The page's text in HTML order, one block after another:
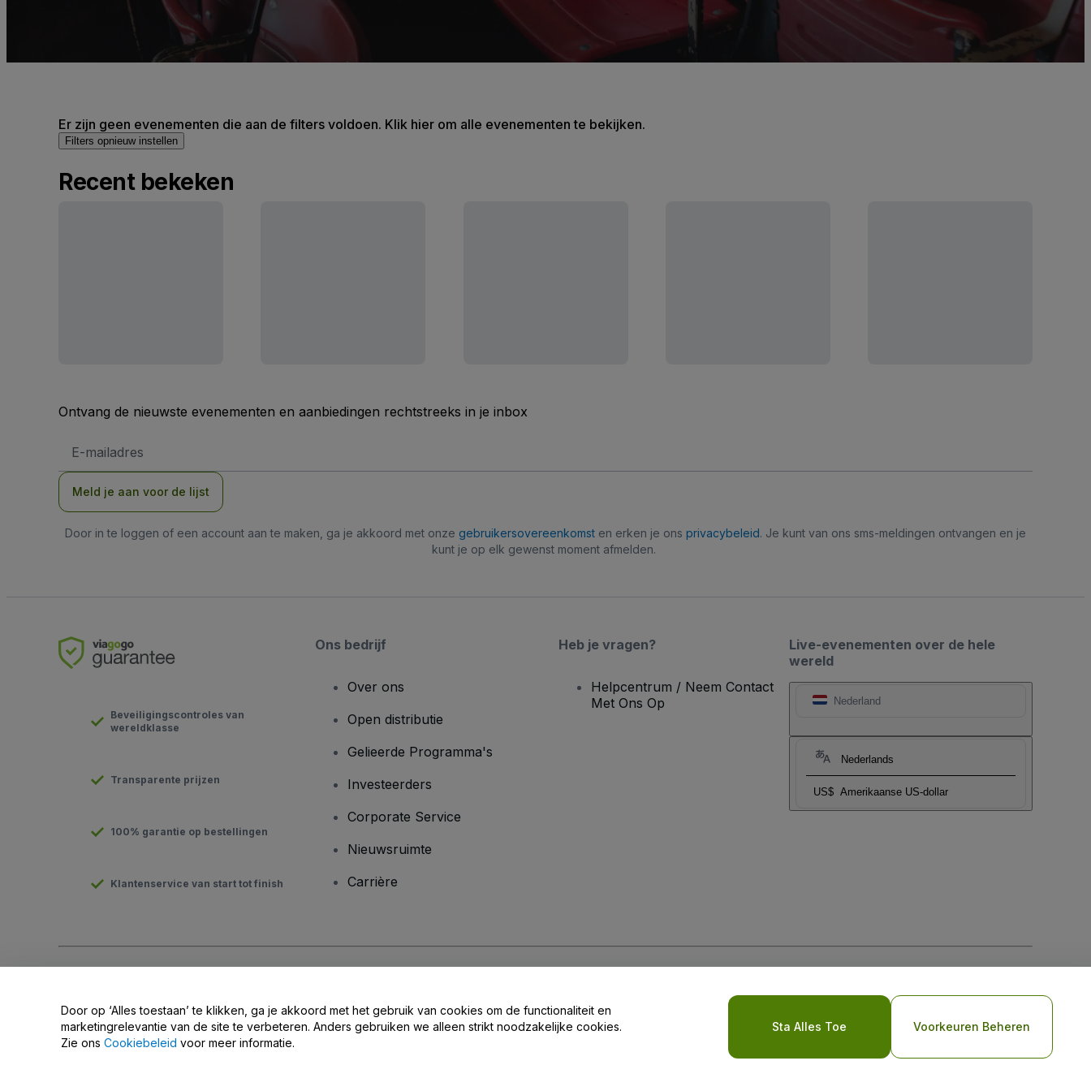
Er zijn geen evenementen die aan de filters voldoen. Klik hier om alle evenementen te bekijken.
Filters opnieuw instellen
Recent bekeken
Ontvang de nieuwste evenementen en aanbiedingen rechtstreeks in je inbox
mailadres
Meld je aan voor de lijst
Door in te loggen of een account aan te maken, ga je akkoord met onze gebruikersovereenkomst en erken je ons privacybeleid. Je kunt van ons sms-meldingen ontvangen en je
kunt je op elk gewenst moment afmelden.
Live-evenementen over de hele
wereld
Nederland
Nederlands
US$ Amerikaanse US-dollar
Beveiligingscontroles van
wereldklasse
Transparente prijzen
100% garantie op bestellingen
Klantenservice van start tot finish
Ons bedrijf
Over ons
Open distributie
Gelieerde Programma's
Investeerders
Corporate Service
Nieuwsruimte
Carrière
Heb je vragen?
Helpcentrum / Neem Contact
Met Ons Op
privacybeleid voor mobiel
Deel mijn persoonsgegevens niet / Uw privacykeuzes
Door op ‘Alles toestaan’ te klikken, ga je akkoord met het gebruik van cookies om de functionaliteit en
marketingrelevantie van de site te verbeteren. Anders gebruiken we alleen strikt noodzakelijke cookies.
Zie ons Cookiebeleid voor meer informatie.
Sta Alles Toe Voorkeuren Beheren